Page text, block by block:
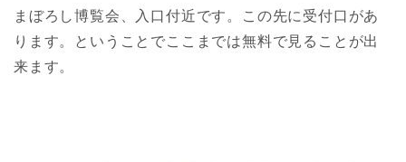
まぼろし博覧会、入口付近です。この先に受付口があ
ります。ということでここまでは無料で見ることが出
来ます。